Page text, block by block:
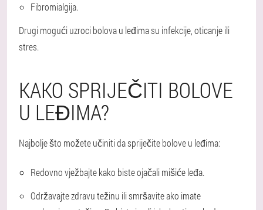
Fibromialgija.
Drugi mogući uzroci bolova u leđima su infekcije, oticanje ili
stres.
KAKO SPRIJEČITI BOLOVE
U LEĐIMA?
Najbolje što možete učiniti da spriječite bolove u leđima:
Redovno vježbajte kako biste ojačali mišiće leđa.
Održavajte zdravu težinu ili smršavite ako imate